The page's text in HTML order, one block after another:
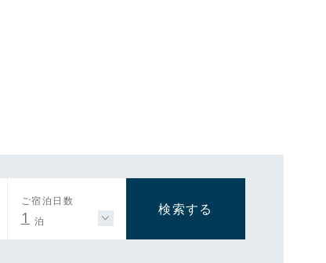
ご宿泊日数
1 泊
検索する